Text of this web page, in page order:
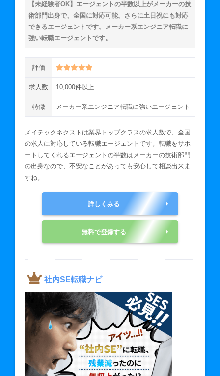
【未経験者OK】エージェントの半数以上がメーカーの技
術部門出身で、全国に対応可能。さらに土日祝にも対応
できるエージェントです。メーカー系エンジニア転職に
強い転職エージェントです。
評価
求人数 10,000件以上
特徴 メーカー系エンジニア転職に強いエージェント
メイテックネクストは業界トップクラスの求人数で、全国
の求人に対応している転職エージェントです。転職をサポ
ートしてくれるエージェントの半数はメーカーの技術部門
の出身なので、不安なことがあっても安心して相談出来ま
すね。
詳しくみる
無料で登録する
社内SE転職ナビ